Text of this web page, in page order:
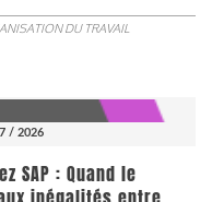
DU TRAVAIL
/ 2026
SAP : Quand le